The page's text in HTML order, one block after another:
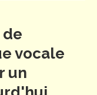
de
vocale
un